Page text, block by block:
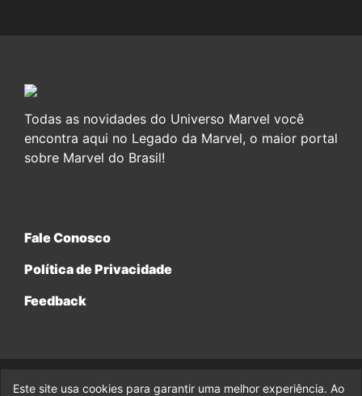
Todas as novidades do Universo Marvel você
encontra aqui no Legado da Marvel, o maior portal
sobre Marvel do Brasil!
Fale Conosco
Política de Privacidade
Feedback
© 2017-2026 Legado da Marvel, uma empresa da Legado
Este site usa cookies para garantir uma melhor experiência. Ao